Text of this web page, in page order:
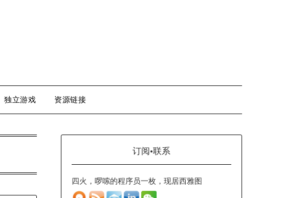
独立游戏 资源链接
订阅·联系
四火，啰嗦的程序员一枚，现居西雅图